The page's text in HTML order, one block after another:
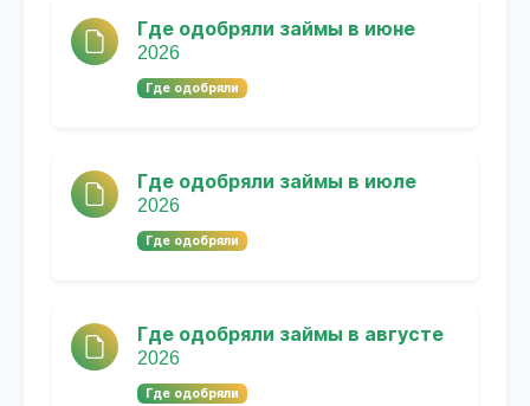
Где одобряли займы в июне
2026
Где одобряли
Где одобряли займы в июле
2026
Где одобряли
Где одобряли займы в августе
2026
Где одобряли